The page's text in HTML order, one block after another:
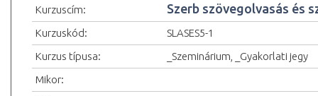
Kurzuscím:
Szerb szövegolvasás és
Kurzuskód:
SLASES5-1
Kurzus típusa:
_Szeminárium, _Gyakorlati jegy
Mikor: